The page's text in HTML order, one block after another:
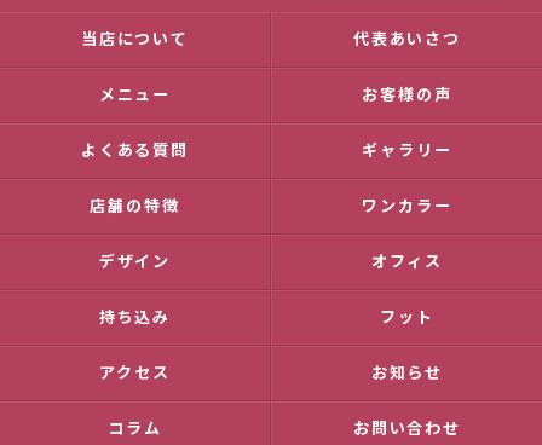
当店について 代表あいさつ
メニュー お客様の声
よくある質問 ギャラリー
店舗の特徴 ワンカラー
デザイン オフィス
持ち込み フット
アクセス お知らせ
コラム お問い合わせ